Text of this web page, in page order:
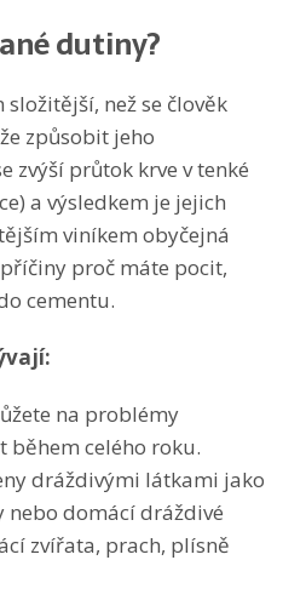
dutiny?
než se člověk
způsobit jeho
zvýší průtok krve v tenké
a výsledkem je jejich
viníkem obyčejná
proč máte pocit,
cementu.
na problémy
celého roku.
dráždivými látkami jako
nebo domácí dráždivé
zvířata, prach, plísně